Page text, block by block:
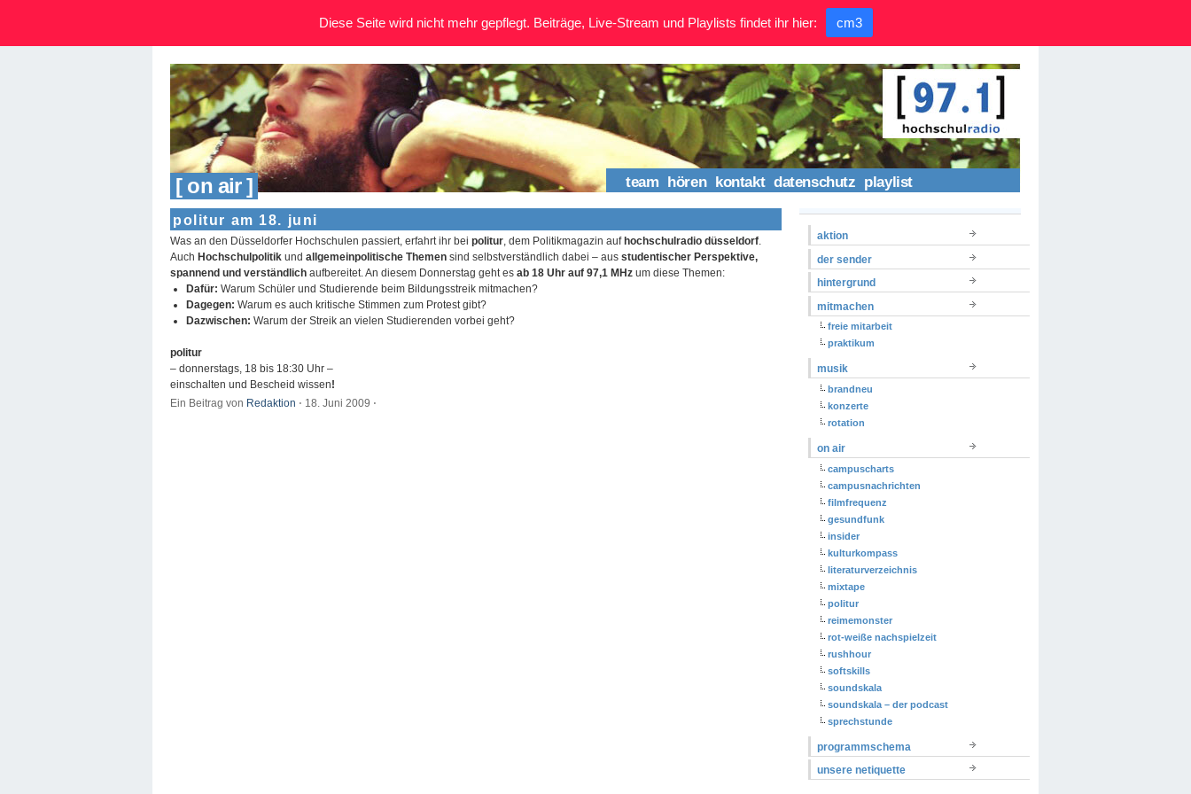
[ on air ] team hören kontakt datenschutz playlist
politur am 18. juni
Was an den Düsseldorfer Hochschulen passiert, erfahrt ihr bei politur, dem Politikmagazin aufhochschulradio düsseldorf.
Auch Hochschulpolitik und allgemeinpolitische Themen sind selbstverständlich dabei – aus studentischer Perspektive,
spannend und verständlich aufbereitet. An diesem Donnerstag geht es ab 18 Uhr auf 97,1 MHz um diese Themen:
Dafür: Warum Schüler und Studierende beim Bildungsstreik mitmachen?
Dagegen: Warum es auch kritische Stimmen zum Protest gibt?
Dazwischen: Warum der Streik an vielen Studierenden vorbei geht?
politur
– donnerstags, 18 bis 18:30 Uhr –
einschalten und Bescheid wissen!
Ein Beitrag von Redaktion ⋅ 18. Juni 2009 ⋅
aktion
der sender
hintergrund
mitmachen
freie mitarbeit
praktikum
musik
brandneu
konzerte
rotation
on air
campuscharts
campusnachrichten
filmfrequenz
gesundfunk
insider
kulturkompass
literaturverzeichnis
mixtape
politur
reimemonster
rot-weiße nachspielzeit
rushhour
softskills
soundskala
soundskala – der podcast
sprechstunde
programmschema
unsere netiquette
Diese Seite wird nicht mehr gepflegt. Beiträge, Live-Stream und Playlists findet ihr hier: cm3